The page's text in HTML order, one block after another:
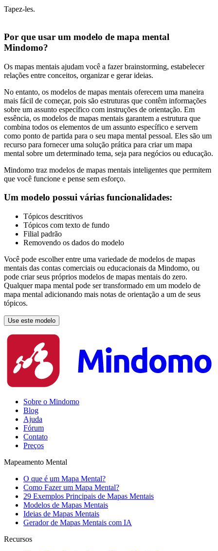
Tapez-les.
Por que usar um modelo de mapa mental
Mindomo?
Os mapas mentais ajudam você a fazer brainstorming, estabelecer
relações entre conceitos, organizar e gerar ideias.
No entanto, os modelos de mapas mentais oferecem uma maneira
mais fácil de começar, pois são estruturas que contêm informações
sobre um assunto específico com instruções de orientação. Em
essência, os modelos de mapas mentais garantem a estrutura que
combina todos os elementos de um assunto específico e servem
como ponto de partida para o seu mapa mental pessoal. Eles são um
recurso para fornecer uma solução prática para criar um mapa
mental sobre um determinado tema, seja para negócios ou educação.
Mindomo traz modelos de mapas mentais inteligentes que permitem
que você funcione e pense sem esforço.
Um modelo possui várias funcionalidades:
Tópicos descritivos
Tópicos com texto de fundo
Filial padrão
Removendo os dados do modelo
Você pode escolher entre uma variedade de modelos de mapas
mentais das contas comerciais ou educacionais da Mindomo, ou
pode criar seus próprios modelos de mapas mentais do zero.
Qualquer mapa mental pode ser transformado em um modelo de
mapa mental adicionando mais notas de orientação a um de seus
tópicos.
Use este modelo
Sobre o Mindomo
Blog
Ajuda
Fórum
Contato
Preços
Mapeamento Mental
O que é um Mapa Mental?
Como Fazer um Mapa Mental?
29 Exemplos Principais de Mapas Mentais
Modelos de Mapas Mentais
Ideias de Mapas Mentais
Gerador de Mapas Mentais com IA
Recursos